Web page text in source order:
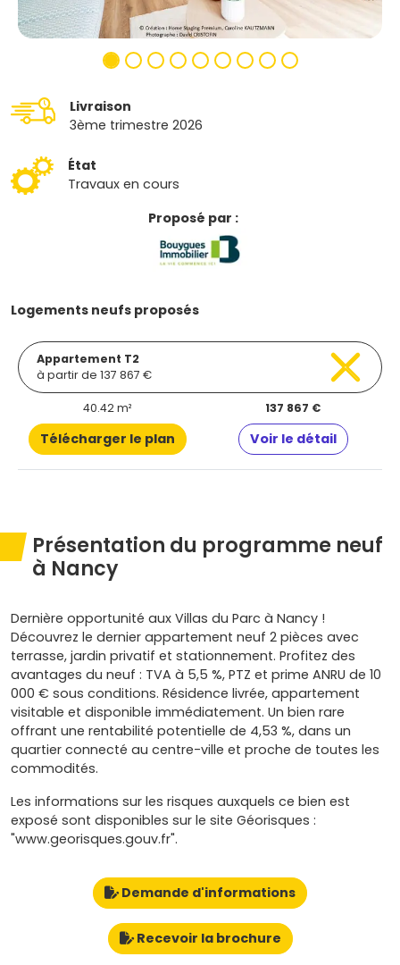
Livraison
3ème trimestre 2026
État
Travaux en cours
Proposé par :
Logements neufs proposés
Appartement T2
à partir de 137 867 €
40.42 m² 137 867 €
Télécharger le plan Voir le détail
Présentation du programme neuf
à Nancy
Dernière opportunité aux Villas du Parc à Nancy !
Découvrez le dernier appartement neuf 2 pièces avec
terrasse, jardin privatif et stationnement. Profitez des
avantages du neuf : TVA à 5,5 %, PTZ et prime ANRU de 10
000 € sous conditions. Résidence livrée, appartement
visitable et disponible immédiatement. Un bien rare
offrant une rentabilité potentielle de 4,53 %, dans un
quartier connecté au centre-ville et proche de toutes les
commodités.
Les informations sur les risques auxquels ce bien est
exposé sont disponibles sur le site Géorisques :
"www.georisques.gouv.fr".
Demande d'informations
Recevoir la brochure